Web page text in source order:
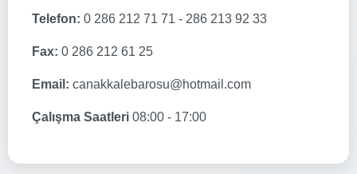
Telefon: 0 286 212 71 71 - 286 213 92 33
Fax: 0 286 212 61 25
Email: canakkalebarosu@hotmail.com
Çalışma Saatleri 08:00 - 17:00